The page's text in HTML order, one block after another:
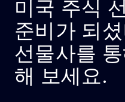
미국 주식
준비가 되
선물사를
해 보세요.